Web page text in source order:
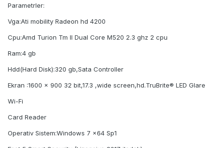
Parametrler:
Vga:Ati mobility Radeon hd 4200
Cpu:Amd Turion Tm II Dual Core M520 2.3 ghz 2 cpu
Ram:4 gb
Hdd(Hard Disk):320 gb,Sata Controller
Ekran :1600 x 900 32 bit,17.3 ,wide screen,hd.TruBrite® LED Glare
Wi-Fi
Card Reader
Operativ Sistem:Windows 7 x64 Sp1